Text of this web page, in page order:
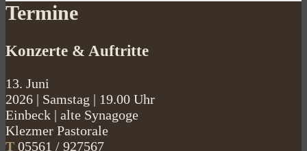
Termine
Konzerte & Auftritte
13. Juni
2026 | Samstag | 19.00 Uhr
Einbeck | alte Synagoge
Klezmer Pastorale
T 05561 / 927567